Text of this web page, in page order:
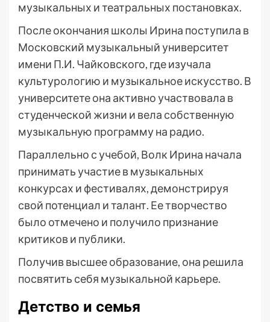
музыкальных и театральных постановках.
После окончания школы Ирина поступила в
Московский музыкальный университет
имени П.И. Чайковского, где изучала
культурологию и музыкальное искусство. В
университете она активно участвовала в
студенческой жизни и вела собственную
музыкальную программу на радио.
Параллельно с учебой, Волк Ирина начала
принимать участие в музыкальных
конкурсах и фестивалях, демонстрируя
свой потенциал и талант. Ее творчество
было отмечено и получило признание
критиков и публики.
Получив высшее образование, она решила
посвятить себя музыкальной карьере.
Детство и семья